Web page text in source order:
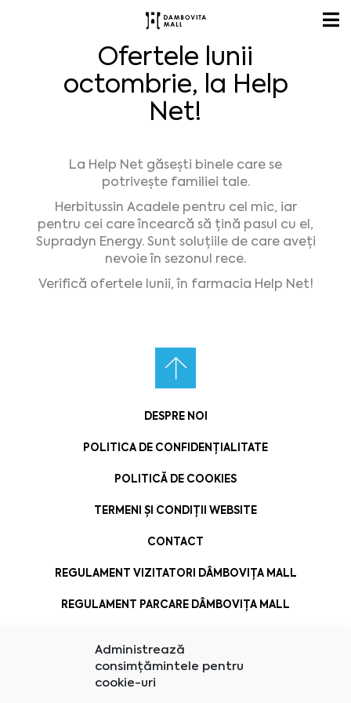
Administrează
consimțămintele pentru
cookie-uri
Ofertele lunii
octombrie, la Help
Net!
La Help Net găsești binele care se
potrivește familiei tale.
Herbitussin Acadele pentru cel mic, iar
pentru cei care încearcă să țină pasul cu el,
Supradyn Energy. Sunt soluțiile de care aveți
nevoie în sezonul rece.
Verifică ofertele lunii, în farmacia Help Net!
DESPRE NOI
POLITICA DE CONFIDENȚIALITATE
POLITICĂ DE COOKIES
TERMENI ȘI CONDIȚII WEBSITE
CONTACT
REGULAMENT VIZITATORI DÂMBOVIȚA MALL
REGULAMENT PARCARE DÂMBOVIȚA MALL